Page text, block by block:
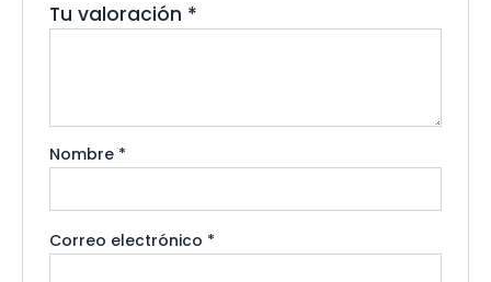
Tu valoración *
Nombre *
Correo electrónico *